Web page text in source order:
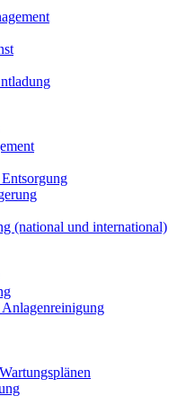
(national und international)